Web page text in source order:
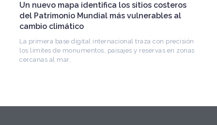
al
precisión
en zonas
patrimonio iberoamericano
Arquitecto, historiador e Investigador Superior
CONICET, fundó el CEDODAL e impulsó los
de Arquitectura Latinoamericana. Publicó más